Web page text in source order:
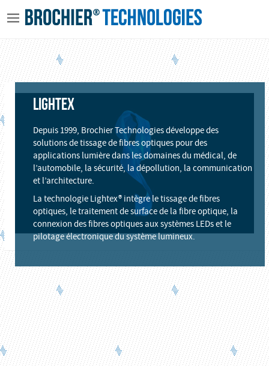
LIGHTEX
Depuis 1999, Brochier Technologies développe des
solutions de tissage de fibres optiques pour des
applications lumière dans les domaines du médical, de
l’automobile, la sécurité, la dépollution, la communication
et l’architecture.
La technologie Lightex® intègre le tissage de fibres
optiques, le traitement de surface de la fibre optique, la
connexion des fibres optiques aux systèmes LEDs et le
pilotage électronique du système lumineux.